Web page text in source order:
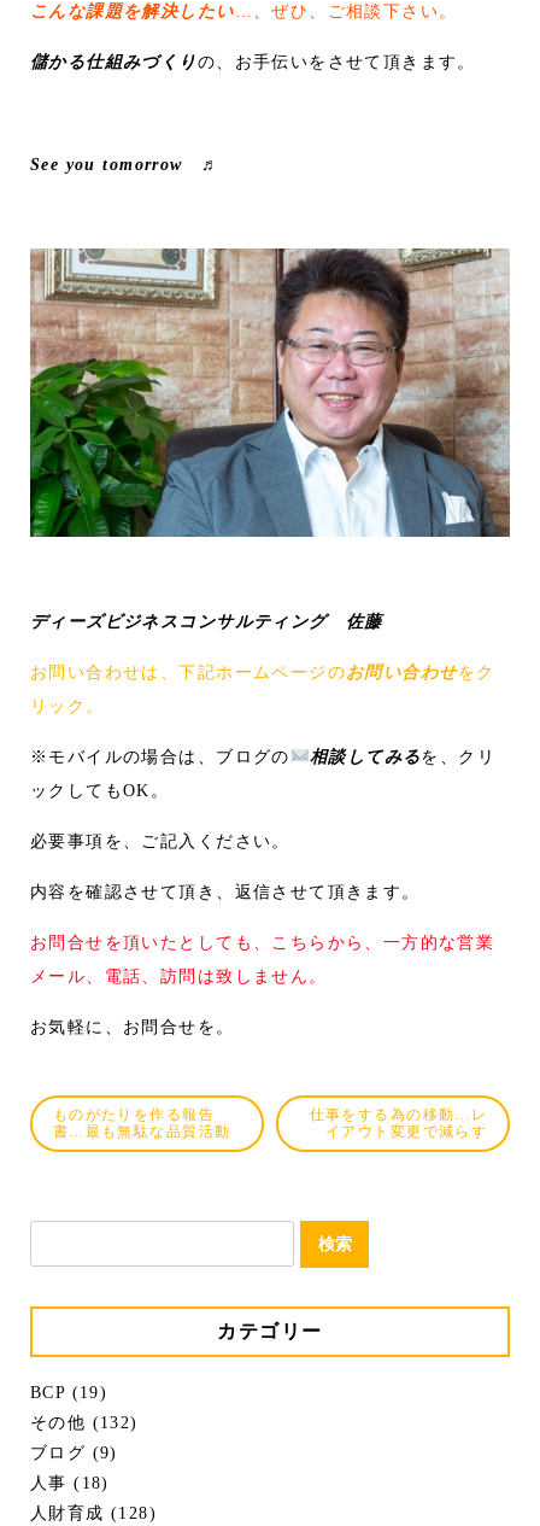
こんな課題を解決したい …、ぜひ、ご相談下さい。
儲かる仕組みづくりの、お手伝いをさせて頂きます。
See you tomorrow ♬
ディーズビジネスコンサルティング 佐藤
お問い合わせは、下記ホームページのお問い合わせをク
リック。
※モバイルの場合は、ブログの 相談してみるを、クリ
ックしてもOK。
必要事項を、ご記入ください。
内容を確認させて頂き、返信させて頂きます。
お問合せを頂いたとしても、こちらから、一方的な営業
メール、電話、訪問は致しません。
お気軽に、お問合せを。
ものがたりを作る報告
書…最も無駄な品質活動
仕事をする為の移動…レ
イアウト変更で減らす
カテゴリー
BCP (19)
その他 (132)
ブログ (9)
人事 (18)
人財育成 (128)